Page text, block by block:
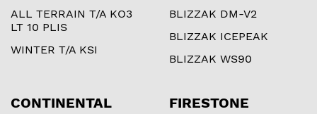
ALL TERRAIN T/A KO3
LT 10 PLIS
WINTER T/A KSI
BLIZZAK DM-V2
BLIZZAK ICEPEAK
BLIZZAK WS90
CONTINENTAL FIRESTONE